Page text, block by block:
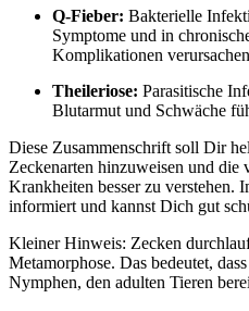
Q-Fieber: Bakterielle
Symptome und in
Komplikationen
Theileriose: Parasitische
Blutarmut und Schwäche
Diese Zusammenschrift soll Dir
Zeckenarten hinzuweisen und die
Krankheiten besser zu verstehen.
informiert und kannst Dich gut
Kleiner Hinweis: Zecken
Metamorphose. Das bedeutet,
Nymphen, den adulten Tieren